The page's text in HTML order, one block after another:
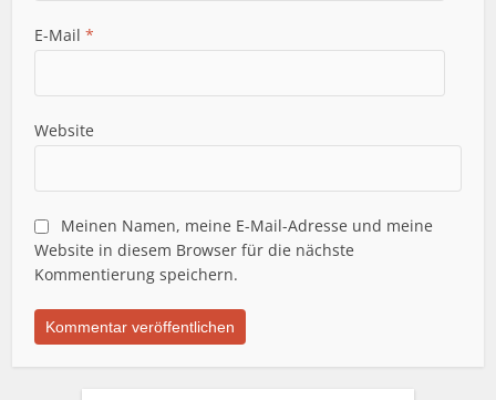
E-Mail*
Website
Meinen Namen, meine E-Mail-Adresse und meine
Website in diesem Browser für die nächste
Kommentierung speichern.